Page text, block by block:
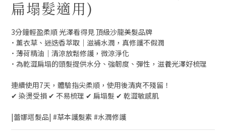
扁塌髮適用)
3分鐘輕盈柔順 光澤看得見 頂級沙龍美髮品牌
˙ 薰衣草、迷迭香萃取│滋補水潤，真修護不假潤
˙ 薄荷精油│清涼放鬆修護，微涼淨化
˙ 為乾澀扁塌的頭髮提供水分、強韌度、彈性，滋養光澤好梳理
連續使用7天，體驗指尖柔順，使用後清爽不殘留！
✔︎ 染燙受損 ✔︎ 不易梳理 ✔︎ 扁塌髮 ✔︎ 乾澀敏感肌
|蕾娜塔髮品| #草本護髮素 #水潤修護